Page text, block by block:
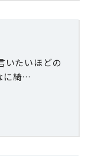
いたいほどの
に綺…